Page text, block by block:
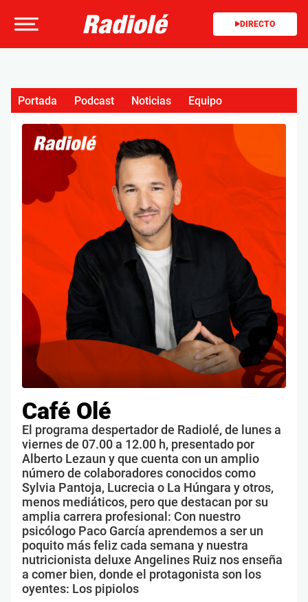
DIRECTO
Café Olé
El programa despertador de Radiolé, de lunes a
viernes de 07.00 a 12.00 h, presentado por
Alberto Lezaun y que cuenta con un amplio
número de colaboradores conocidos como
Sylvia Pantoja, Lucrecia o La Húngara y otros,
menos mediáticos, pero que destacan por su
amplia carrera profesional: Con nuestro
psicólogo Paco García aprendemos a ser un
poquito más feliz cada semana y nuestra
nutricionista deluxe Angelines Ruiz nos enseña
a comer bien, donde el protagonista son los
oyentes: Los pipiolos
Portada Podcast Noticias Equipo